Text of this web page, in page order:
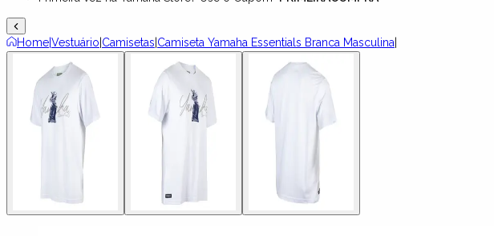
HomeVestuário Camisetas Camiseta Yamaha Essentials Branca Masculina